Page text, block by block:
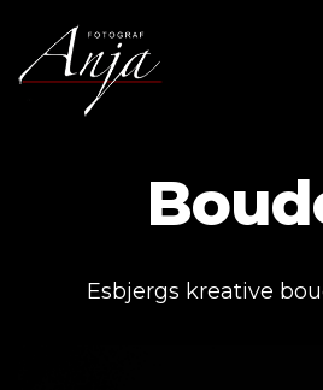
Esbjergs kreative